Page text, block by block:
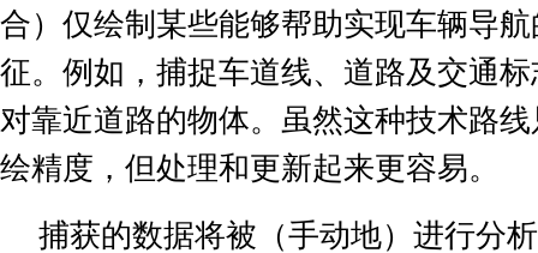
合）仅绘制某些能够帮助实现车辆导
征。例如，捕捉车道线、道路及交通
对靠近道路的物体。虽然这种技术路
绘精度，但处理和更新起来更容易。
捕获的数据将被（手动地）进行分